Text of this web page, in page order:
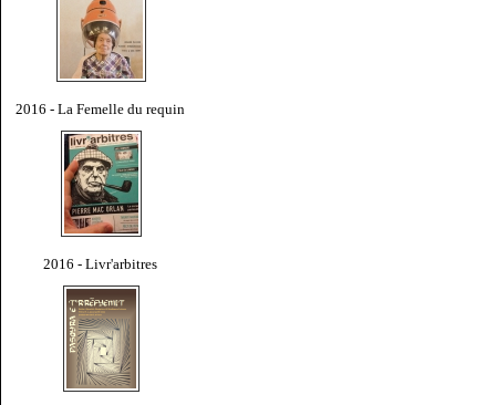
2016 - La Femelle du requin
2016 - Livr'arbitres